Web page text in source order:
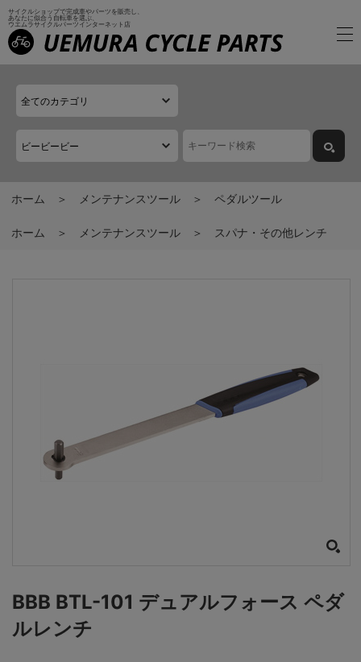
サイクルショップで完成車やパーツを販売し、
あなたに似合う自転車を選ぶ、
ウエムラサイクルパーツインターネット店
ホーム メンテナンスツール ペダルツール
ホーム メンテナンスツール スパナ・その他レンチ
BBB BTL-101 デュアルフォース ペダ
ルレンチ